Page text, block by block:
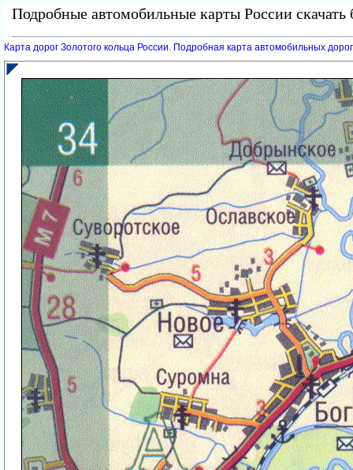
Подробные автомобильные карты России
Карта дорог Золотого кольца России. Подробная карта автомобильных